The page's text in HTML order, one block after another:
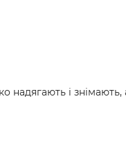
надягають і